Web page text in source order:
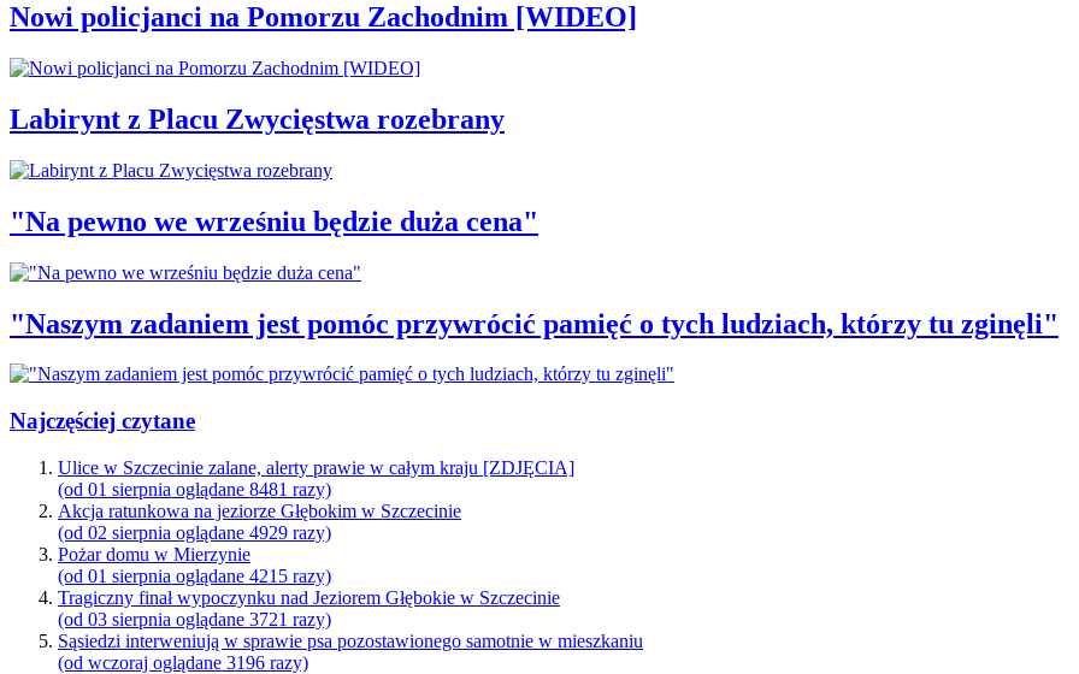
Nowi policjanci na Pomorzu Zachodnim [WIDEO]
Labirynt z Placu Zwycięstwa rozebrany
"Na pewno we wrześniu będzie duża cena"
"Naszym zadaniem jest pomóc przywrócić pamięć o tych ludziach, którzy tu zginęli"
Najczęściej czytane
Ulice w Szczecinie zalane, alerty prawie w całym kraju [ZDJĘCIA]
(od 01 sierpnia oglądane 8481 razy)
Akcja ratunkowa na jeziorze Głębokim w Szczecinie
(od 02 sierpnia oglądane 4929 razy)
Pożar domu w Mierzynie
(od 01 sierpnia oglądane 4215 razy)
Tragiczny finał wypoczynku nad Jeziorem Głębokie w Szczecinie
(od 03 sierpnia oglądane 3721 razy)
Sąsiedzi interweniują w sprawie psa pozostawionego samotnie w mieszkaniu
(od wczoraj oglądane 3196 razy)